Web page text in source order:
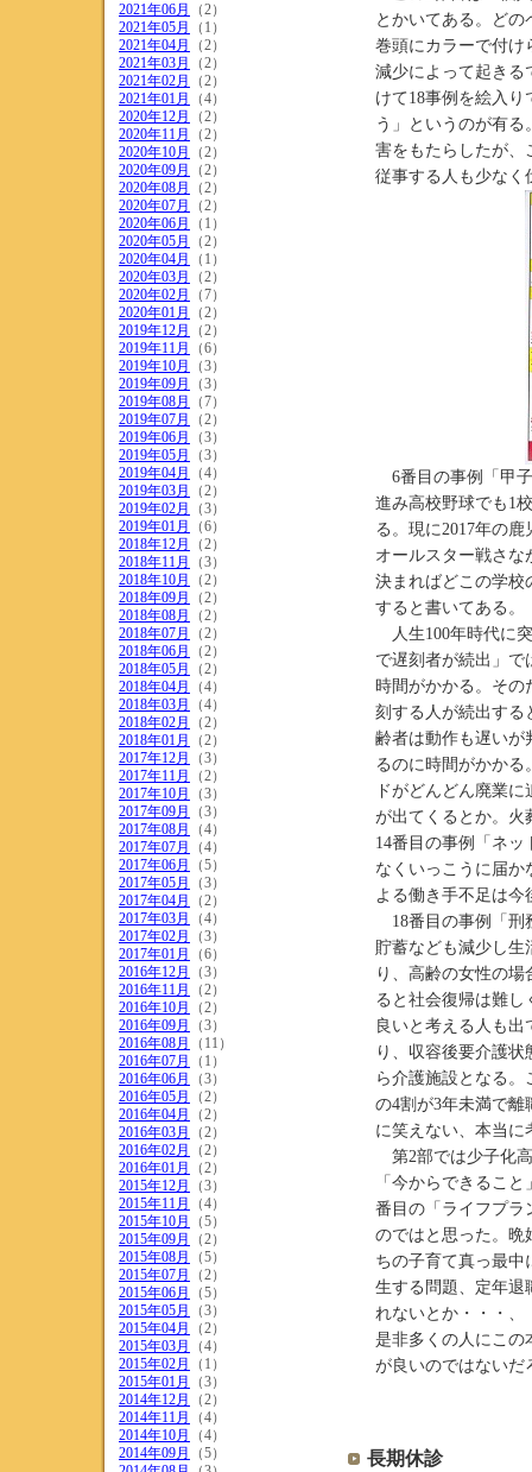
2021年06月
（2）
2021年05月
（1）
2021年04月
（2）
2021年03月
（2）
2021年02月
（2）
2021年01月
（4）
2020年12月
（2）
2020年11月
（2）
2020年10月
（2）
2020年09月
（2）
2020年08月
（2）
2020年07月
（2）
2020年06月
（1）
2020年05月
（2）
2020年04月
（1）
2020年03月
（2）
2020年02月
（7）
2020年01月
（2）
2019年12月
（2）
2019年11月
（6）
2019年10月
（3）
2019年09月
（3）
2019年08月
（7）
2019年07月
（2）
2019年06月
（3）
2019年05月
（3）
2019年04月
（4）
2019年03月
（2）
2019年02月
（3）
2019年01月
（6）
2018年12月
（2）
2018年11月
（3）
2018年10月
（2）
2018年09月
（2）
2018年08月
（2）
2018年07月
（2）
2018年06月
（2）
2018年05月
（2）
2018年04月
（4）
2018年03月
（4）
2018年02月
（2）
2018年01月
（2）
2017年12月
（3）
2017年11月
（2）
2017年10月
（3）
2017年09月
（3）
2017年08月
（4）
2017年07月
（4）
2017年06月
（5）
2017年05月
（3）
2017年04月
（2）
2017年03月
（4）
2017年02月
（3）
2017年01月
（6）
2016年12月
（3）
2016年11月
（2）
2016年10月
（2）
2016年09月
（3）
2016年08月
（11）
2016年07月
（1）
2016年06月
（3）
2016年05月
（2）
2016年04月
（2）
2016年03月
（2）
2016年02月
（2）
2016年01月
（2）
2015年12月
（3）
2015年11月
（4）
2015年10月
（5）
2015年09月
（2）
2015年08月
（5）
2015年07月
（2）
2015年06月
（5）
2015年05月
（3）
2015年04月
（2）
2015年03月
（4）
2015年02月
（1）
2015年01月
（3）
2014年12月
（2）
2014年11月
（4）
2014年10月
（4）
2014年09月
（5）
とかいてある。ど
巻頭にカラーで付け
減少によって起きる
けて18事例を絵入
う」というのが有
害をもたらしたが、
従事する人も少なく
6番目の事例「甲
進み高校野球でも1
る。現に2017年の
オールスター戦さな
決まればどこの学校
すると書いてある。
人生100年時代に
で遅刻者が続出」で
時間がかかる。その
刻する人が続出する
齢者は動作も遅いが
るのに時間がかかる
ドがどんどん廃業
が出てくるとか。火
14番目の事例「ネ
なくいっこうに届か
よる働き手不足は今
18番目の事例「刑
貯蓄なども減少し生
り、高齢の女性の
ると社会復帰は難し
良いと考える人も
り、収容後要介護
ら介護施設となる
の4割が3年未満で
に笑えない、本当に
第2部では少子化
「今からできるこ
番目の「ライフプラ
のではと思った。晩
ちの子育て真っ最中
生する問題、定年退
れないとか・・・、
是非多くの人にこの
が良いのではないだ
長期休診